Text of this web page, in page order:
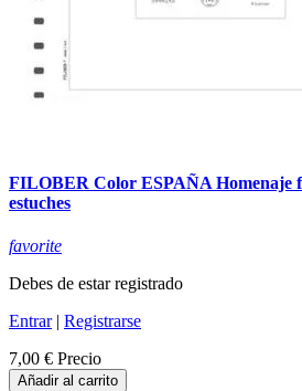
FILOBER Color ESPAÑA Homenaje
estuches
favorite
Debes de estar registrado
Entrar| Registrarse
7,00 € Precio
Añadir al carrito